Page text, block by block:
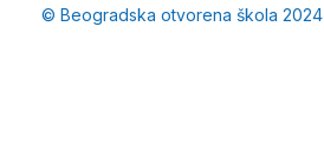
© Beogradska otvorena škola 2024